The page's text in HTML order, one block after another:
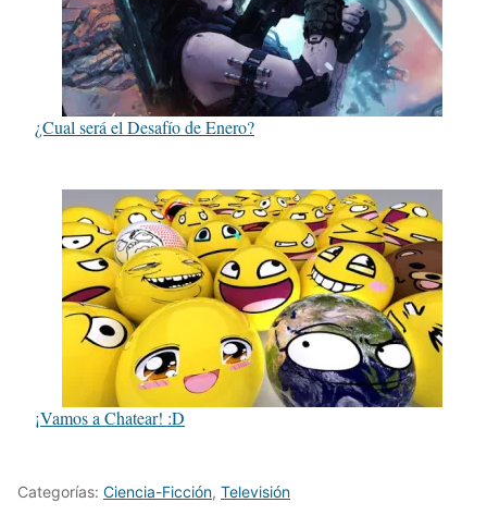
¿Cual será el Desafío de Enero?
¡Vamos a Chatear! :D
Categorías: Ciencia-Ficción, Televisión